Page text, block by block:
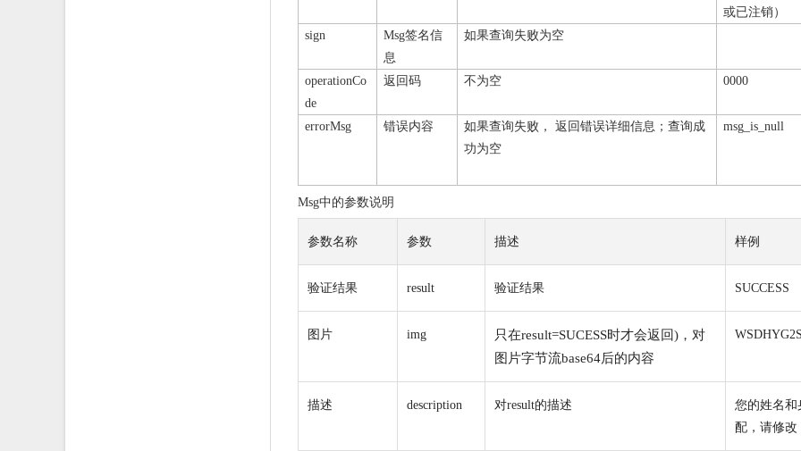
或已注销）
sign Msg签名信
息
如果查询失败为空
operationCo
de
返回码 不为空 0000
errorMsg 错误内容 如果查询失败，
返回错误详细信息；查询成
功为空
msg_is_null
Msg中的参数说明
参数名称 参数 描述 样例
验证结果 result 验证结果 SUCCESS
图片 img
只在result=SUCESS时才会返回)，对
图片字节流base64后的内容
描述 description 对result的描述
您的姓名和
配，请修改